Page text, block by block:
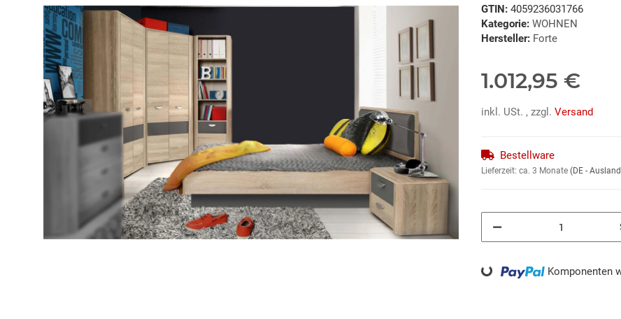
GTIN: 4059236031766
Kategorie: WOHNEN
Hersteller: Forte
1.012,95 €
inkl. USt. , zzgl. Versand
Bestellware
Lieferzeit: ca. 3 Monate (DE -
Loading... Komponenten